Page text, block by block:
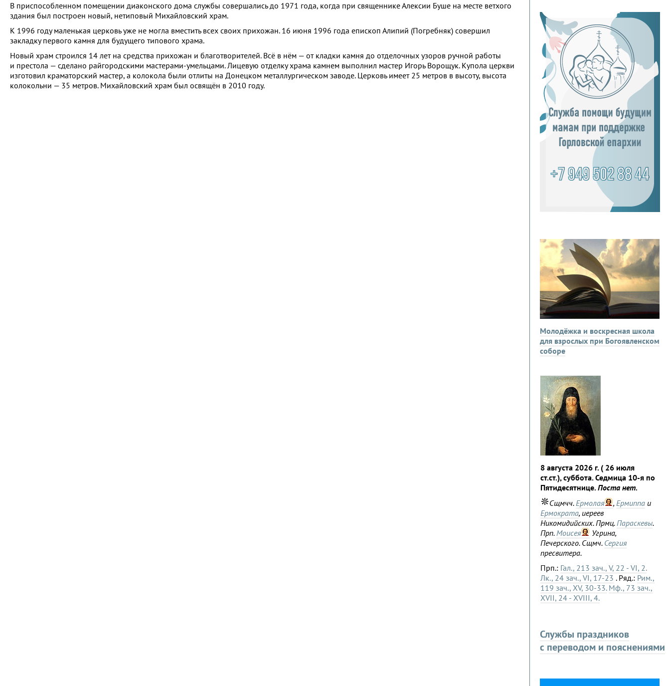
В приспособленном помещении диаконского дома службы совершались до 1971 года, когда при священнике Алексии Буше на месте ветхого
здания был построен новый, нетиповый Михайловский храм.
К 1996 году маленькая церковь уже не могла вместить всех своих прихожан. 16 июня 1996 года епископ Алипий (Погребняк) совершил
закладку первого камня для будущего типового храма.
Новый храм строился 14 лет на средства прихожан и благотворителей. Всё в нём — от кладки камня до отделочных узоров ручной работы
и престола — сделано райгородскими мастерами-умельцами. Лицевую отделку храма камнем выполнил мастер Игорь Ворощук. Купола церкви
изготовил краматорский мастер, а колокола были отлиты на Донецком металлургическом заводе. Церковь имеет 25 метров в высоту, высота
колокольни — 35 метров. Михайловский храм был освящён в 2010 году.
Молодёжка и воскресная школа
для взрослых при Богоявленском
соборе
8 августа 2026 г. ( 26 июля
ст.ст.), суббота. Седмица 10-я по
Пятидесятнице.Поста нет.
Сщмчч.Ермолая , Ермиппа и
Ермократа, иереев
Никомидийских. Прмц.Параскевы.
Прп.Моисея
Угрина,
Печерского. Сщмч. Сергия
пресвитера.
Прп.: Гал., 213 зач., V, 22 - VI, 2.
Лк., 24 зач., VI, 17-23 . Ряд.: Рим.,
119 зач., XV, 30-33. Мф., 73 зач.,
XVII, 24 - XVIII, 4.
Службы праздников
с переводом и пояснениями